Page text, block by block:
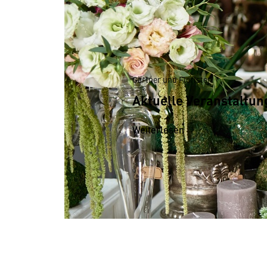
Gärtner und Floristen
Aktuelle
Weiterlesen